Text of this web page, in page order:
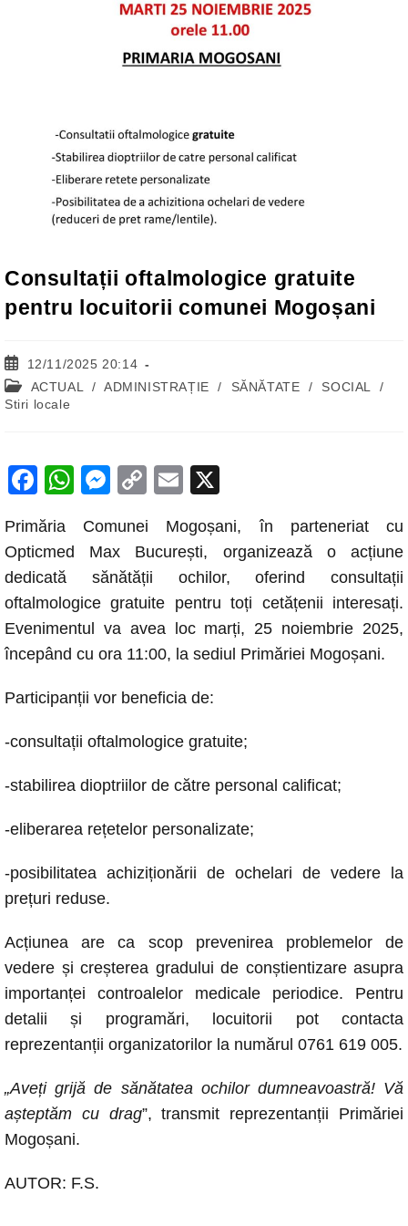
Consultații oftalmologice gratuite
pentru locuitorii comunei Mogoșani
Post
published:
12/11/2025 20:14
Post
category:
ACTUAL / ADMINISTRAȚIE / SĂNĂTATE / SOCIAL
/
Stiri locale
F
c
e
b
o
o
k
W
at
A
p
p
M
ss
e
n
g
er
C
p
y
Li
n
k
E
ail
Primăria Comunei Mogoșani, în parteneriat cu
Opticmed Max București, organizează o acțiune
dedicată sănătății ochilor, oferind consultații
oftalmologice gratuite pentru toți cetățenii interesați.
Evenimentul va avea loc marți, 25 noiembrie 2025,
începând cu ora 11:00, la sediul Primăriei Mogoșani.
Participanții vor beneficia de:
-consultații oftalmologice gratuite;
-stabilirea dioptriilor de către personal calificat;
-eliberarea rețetelor personalizate;
-posibilitatea achiziționării de ochelari de vedere la
prețuri reduse.
Acțiunea are ca scop prevenirea problemelor de
vedere și creșterea gradului de conștientizare asupra
importanței controalelor medicale periodice. Pentru
detalii și programări, locuitorii pot contacta
reprezentanții organizatorilor la numărul 0761 619 005.
„Aveți grijă de sănătatea ochilor dumneavoastră! Vă
așteptăm cu drag”, transmit reprezentanții Primăriei
Mogoșani.
AUTOR: F.S.